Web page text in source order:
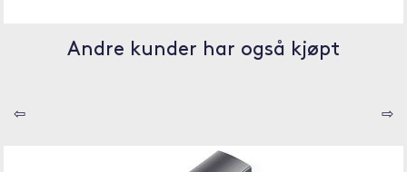
Andre kunder har også kjøpt
⇦ ⇨